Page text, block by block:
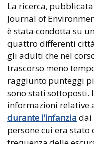
La ricerca,
Journal of
è stata condotta su
quattro differenti
gli adulti che nel
trascorso meno
raggiunto punteggi
sono stati sottoposti.
informazioni relative
durante l’infanzia dai
persone cui era